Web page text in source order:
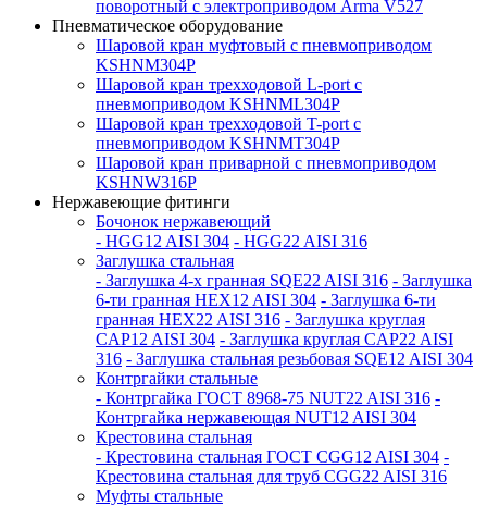
поворотный с электроприводом Arma V527
Пневматическое оборудование
Шаровой кран муфтовый с пневмоприводом
KSHNM304P
Шаровой кран трехходовой L-port с
пневмоприводом KSHNML304P
Шаровой кран трехходовой T-port с
пневмоприводом KSHNMT304P
Шаровой кран приварной с пневмоприводом
KSHNW316P
Нержавеющие фитинги
Бочонок нержавеющий
- HGG12 AISI 304 - HGG22 AISI 316
Заглушка стальная
- Заглушка 4-х гранная SQE22 AISI 316 - Заглушка
6-ти гранная HEX12 AISI 304 - Заглушка 6-ти
гранная HEX22 AISI 316 - Заглушка круглая
CAP12 AISI 304 - Заглушка круглая CAP22 AISI
316 - Заглушка стальная резьбовая SQE12 AISI 304
Контргайки стальные
- Контргайка ГОСТ 8968-75 NUT22 AISI 316 -
Контргайка нержавеющая NUT12 AISI 304
Крестовина стальная
- Крестовина стальная ГОСТ CGG12 AISI 304 -
Крестовина стальная для труб CGG22 AISI 316
Муфты стальные